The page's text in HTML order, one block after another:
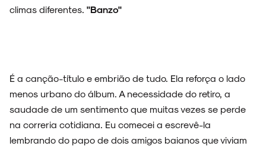
climas diferentes. "Banzo"
É a canção-título e embrião de tudo. Ela reforça o lado
menos urbano do álbum. A necessidade do retiro, a
saudade de um sentimento que muitas vezes se perde
na correria cotidiana. Eu comecei a escrevê-la
lembrando do papo de dois amigos baianos que viviam